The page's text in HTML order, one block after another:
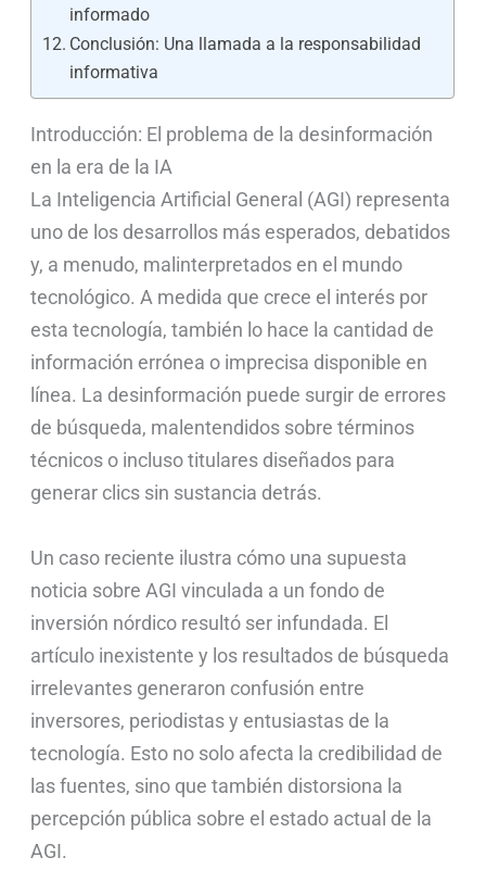
informado
Conclusión: Una llamada a la responsabilidad
informativa
Introducción: El problema de la desinformación
en la era de la IA
La Inteligencia Artificial General (AGI) representa
uno de los desarrollos más esperados, debatidos
y, a menudo, malinterpretados en el mundo
tecnológico. A medida que crece el interés por
esta tecnología, también lo hace la cantidad de
información errónea o imprecisa disponible en
línea. La desinformación puede surgir de errores
de búsqueda, malentendidos sobre términos
técnicos o incluso titulares diseñados para
generar clics sin sustancia detrás.
Un caso reciente ilustra cómo una supuesta
noticia sobre AGI vinculada a un fondo de
inversión nórdico resultó ser infundada. El
artículo inexistente y los resultados de búsqueda
irrelevantes generaron confusión entre
inversores, periodistas y entusiastas de la
tecnología. Esto no solo afecta la credibilidad de
las fuentes, sino que también distorsiona la
percepción pública sobre el estado actual de la
AGI.